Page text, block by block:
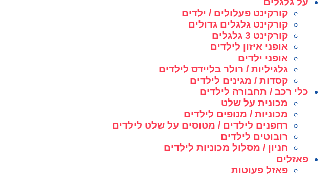
קורקינט פעלולים / ילדים
קורקינט גלגלים גדולים
קורקינט 3 גלגלים
אופני איזון לילדים
אופני ילדים
גלגיליות / רולר בליידס לילדים
קסדות / מגינים לילדים
כלי רכב / תחבורה לילדים
מכונית על שלט
מכוניות / מנופים לילדים
רחפנים לילדים / מטוסים על שלט לילדים
רובוטים לילדים
חניון / מסלול מכוניות לילדים
פאזלים
פאזל פעוטות